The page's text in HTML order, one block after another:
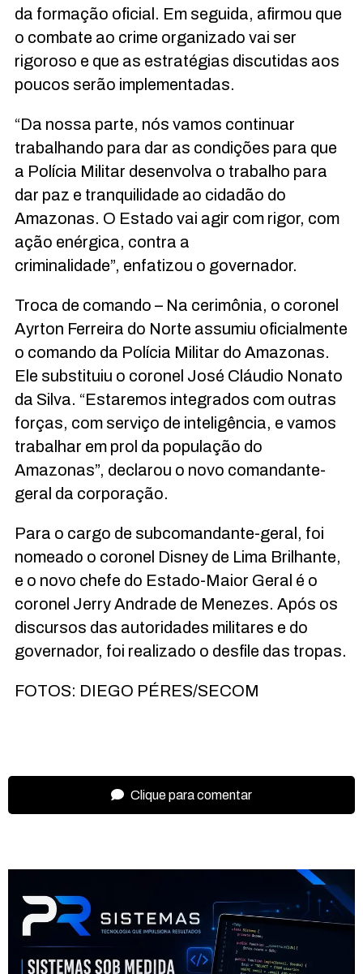
da formação oficial. Em seguida, afirmou que
o combate ao crime organizado vai ser
rigoroso e que as estratégias discutidas aos
poucos serão implementadas.
“Da nossa parte, nós vamos continuar
trabalhando para dar as condições para que
a Polícia Militar desenvolva o trabalho para
dar paz e tranquilidade ao cidadão do
Amazonas. O Estado vai agir com rigor, com
ação enérgica, contra a
criminalidade”, enfatizou o governador.
Troca de comando – Na cerimônia, o coronel
Ayrton Ferreira do Norte assumiu oficialmente
o comando da Polícia Militar do Amazonas.
Ele substituiu o coronel José Cláudio Nonato
da Silva. “Estaremos integrados com outras
forças, com serviço de inteligência, e vamos
trabalhar em prol da população do
Amazonas”, declarou o novo comandante-
geral da corporação.
Para o cargo de subcomandante-geral, foi
nomeado o coronel Disney de Lima Brilhante,
e o novo chefe do Estado-Maior Geral é o
coronel Jerry Andrade de Menezes. Após os
discursos das autoridades militares e do
governador, foi realizado o desfile das tropas.
FOTOS: DIEGO PÉRES/SECOM
Clique para comentar